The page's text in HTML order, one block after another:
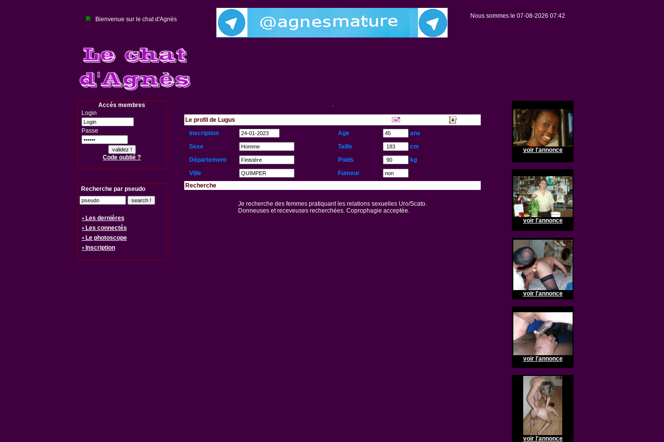
Bienvenue sur le chat d'Agnès Nous sommes le 07-08-2026 07:42
Accés membres
Login
Passe
Code oublié ?
Recherche par pseudo
• Les dernières
• Les connectés
• Le photoscope
• Inscription
.
Le profil de Lugus
Inscription
Sexe
Département
Ville
Age
ans
Taille
cm
Poids
kg
Fumeur
Recherche
Je recherche des femmes pratiquant les relations sexuelles Uro/Scato.
Donneuses et receveuses recherchées. Coprophagie acceptée.
voir l'annonce
voir l'annonce
voir l'annonce
voir l'annonce
voir l'annonce